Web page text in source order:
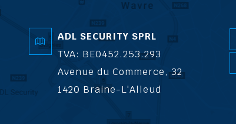
ADL SECURITY SPRL
TVA: BE0452.253.293
Avenue du Commerce, 32
1420 Braine-L'Alleud